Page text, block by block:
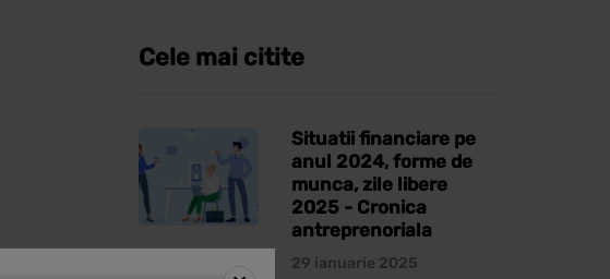
Cele mai citite
Situatii financiare pe
anul 2024, forme de
munca, zile libere
2025 - Cronica
antreprenoriala
29 ianuarie 2025